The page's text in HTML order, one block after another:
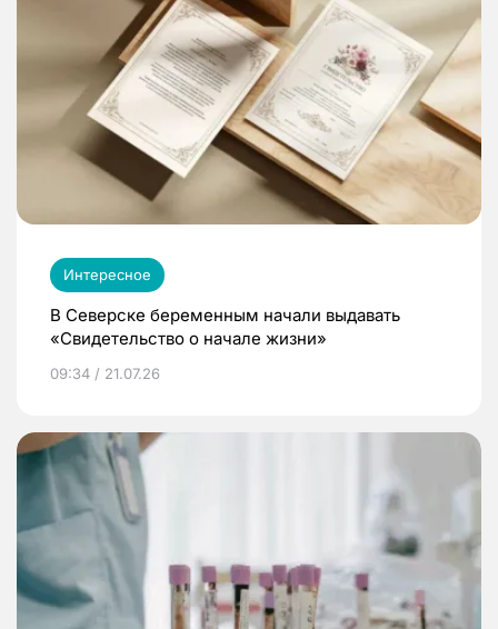
Интересное
В Северске беременным начали выдавать
«Свидетельство о начале жизни»
09:34 / 21.07.26